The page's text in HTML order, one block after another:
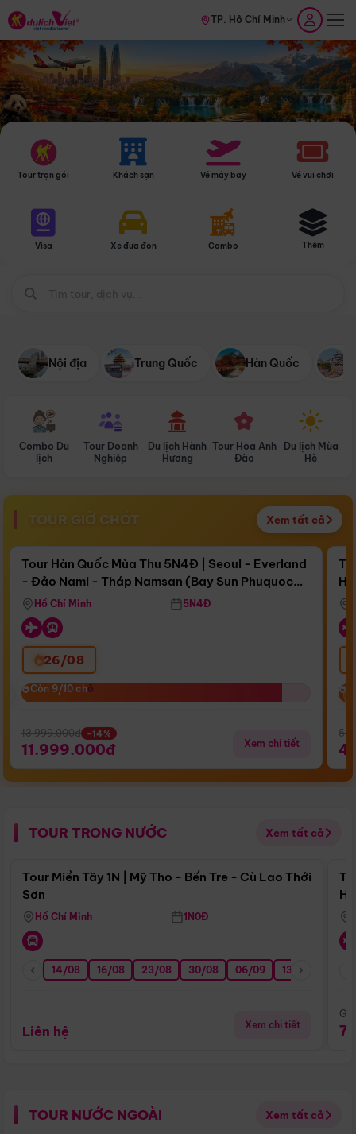
TP. Hồ Chí Minh
Tour trọn gói Khách sạn Vé máy bay Vé vui chơi
Visa Xe đưa đón Combo Thêm
Nội địa Trung Quốc Hàn Quốc
Combo Du
lịch
Tour Doanh
Nghiệp
Du lịch Hành
Hương
Tour Hoa Anh
Đào
Du lịch Mùa
Hè
TOUR GIỜ CHÓT Xem tất cả
Còn16 ngày 14:47:46
Bay Sun Phuquoc Airways
Điểm nổi bật
Tour Hàn Quốc Mùa Thu 5N4Đ | Seoul - Everland
- Đảo Nami - Tháp Namsan (Bay Sun Phuquoc
Airways)
Hồ Chí Minh 5N4Đ
26/08
Còn 9/10 chỗ
Còn 9/10 chỗ
13.999.000đ -14%
11.999.000đ Xem chi tiết
TOUR TRONG NƯỚC Xem tất cả
Điểm nổi bật
Tour Miền Tây 1N | Mỹ Tho - Bến Tre - Cù Lao Thới
Sơn
Hồ Chí Minh 1N0Đ
14/08 16/08 23/08 30/08 06/09 13/09
Liên hệ Xem chi tiết
TOUR NƯỚC NGOÀI Xem tất cả
Điểm nổi bật